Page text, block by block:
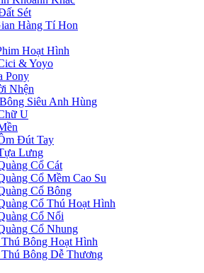
Sét
Hàng Tí Hon
Hoạt Hình
& Yoyo
Pony
Nhện
Siêu Anh Hùng
U
Đút Tay
Lưng
Cổ Cát
Cổ Mềm Cao Su
Cổ Bông
Cổ Thú Hoạt Hình
Cổ Nổi
Cổ Nhung
Bông Hoạt Hình
Bông Dễ Thương